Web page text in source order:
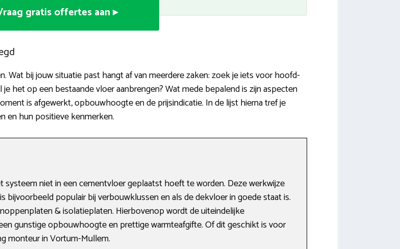
gratis offertes aan ▸
Wat bij jouw situatie past hangt af van meerdere zaken: zoek je iets voor hoofd-
het op een bestaande vloer aanbrengen? Wat mede bepalend is zijn aspecten
is afgewerkt, opbouwhoogte en de prijsindicatie. In de lijst hierna tref je
en hun positieve kenmerken.
niet in een cementvloer geplaatst hoeft te worden. Deze werkwijze
bijvoorbeeld populair bij verbouwklussen en als de dekvloer in goede staat is.
& isolatieplaten. Hierbovenop wordt de uiteindelijke
gunstige opbouwhoogte en prettige warmteafgifte. Of dit geschikt is voor
monteur in Vortum-Mullem.